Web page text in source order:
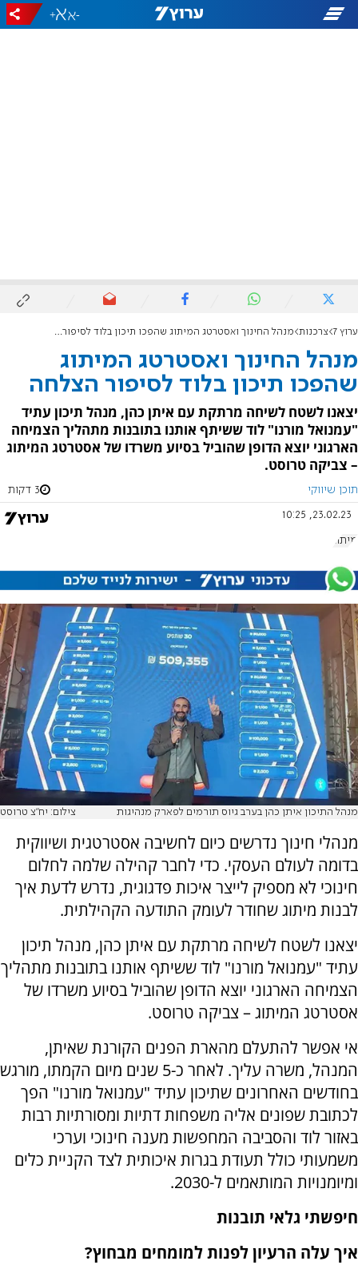
-
+
ערוץ 7 צרכנות מנהל החינוך ואסטרטג המיתוג שהפכו תיכון בלוד לסיפור הצלחה
מנהל החינוך ואסטרטג המיתוג
שהפכו תיכון בלוד לסיפור הצלחה
יצאנו לשטח לשיחה מרתקת עם איתן כהן, מנהל תיכון עתיד
"עמנואל מורנו" לוד ששיתף אותנו בתובנות מתהליך הצמיחה
הארגוני יוצא הדופן שהוביל בסיוע משרדו של אסטרטג המיתוג
– צביקה טרוסט.
תוכן שיווקי 3 דקות
23.02.23, 10:25
מיתוג
מנהל התיכון איתן כהן בערב גיוס תורמים לפארק מנהיגות צילום: יח"צ טרוסט
מנהלי חינוך נדרשים כיום לחשיבה אסטרטגית ושיווקית
בדומה לעולם העסקי. כדי לחבר קהילה שלמה לחלום
חינוכי לא מספיק לייצר איכות פדגוגית, נדרש לדעת איך
לבנות מיתוג שחודר לעומק התודעה הקהילתית.
יצאנו לשטח לשיחה מרתקת עם איתן כהן, מנהל תיכון
עתיד "עמנואל מורנו" לוד ששיתף אותנו בתובנות מתהליך
הצמיחה הארגוני יוצא הדופן שהוביל בסיוע משרדו של
אסטרטג המיתוג – צביקה טרוסט.
אי אפשר להתעלם מהארת הפנים הקורנת שאיתן,
המנהל, משרה עליך. לאחר כ-5 שנים מיום הקמתו, מורגש
בחודשים האחרונים שתיכון עתיד "עמנואל מורנו" הפך
לכתובת שפונים אליה משפחות דתיות ומסורתיות רבות
באזור לוד והסביבה המחפשות מענה חינוכי וערכי
משמעותי כולל תעודת בגרות איכותית לצד הקניית כלים
ומיומנויות המותאמים ל-2030.
חיפשתי גלאי תובנות
איך עלה הרעיון לפנות למומחים מבחוץ?